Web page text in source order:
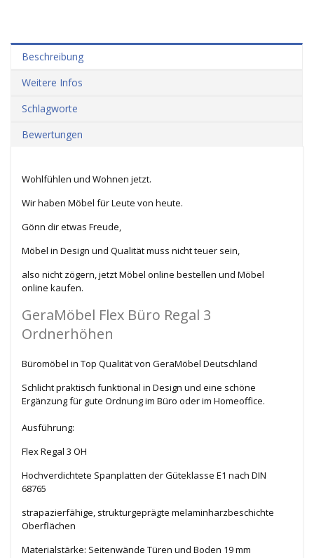
Beschreibung
Weitere Infos
Schlagworte
Bewertungen
Wohlfühlen und Wohnen jetzt.
Wir haben Möbel für Leute von heute.
Gönn dir etwas Freude,
Möbel in Design und Qualität muss nicht teuer sein,
also nicht zögern, jetzt Möbel online bestellen und Möbel
online kaufen.
GeraMöbel Flex Büro Regal 3
Ordnerhöhen
Büromöbel in Top Qualität von GeraMöbel Deutschland
Schlicht praktisch funktional in Design und eine schöne
Ergänzung für gute Ordnung im Büro oder im Homeoffice.
Ausführung:
Flex Regal 3 OH
Hochverdichtete Spanplatten der Güteklasse E1 nach DIN
68765
strapazierfähige, strukturgeprägte melaminharzbeschichte
Oberflächen
Materialstärke: Seitenwände Türen und Boden 19 mm